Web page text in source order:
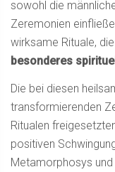
sowohl die
Zeremonien
wirksame Rituale,
besonderes
Die bei diesen
transformierenden
Ritualen
positiven
Metamorphosys